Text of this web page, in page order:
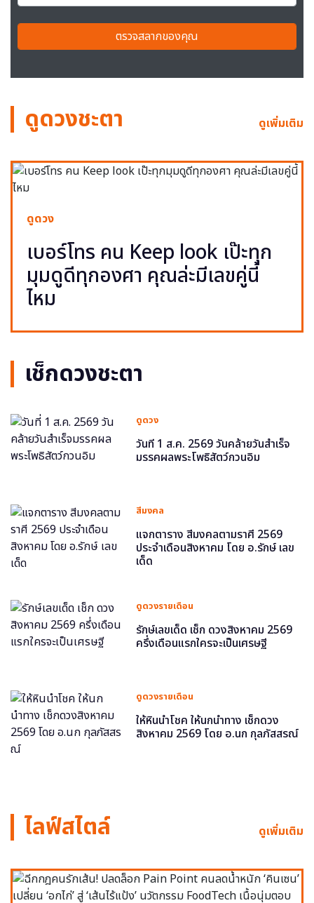
ตรวจสลากของคุณ
ดูดวงชะตา ดูเพิ่มเติม
ดูดวง
เบอร์โทร คน Keep look เป๊ะทุก
มุมดูดีทุกองศา คุณล่ะมีเลขคู่นี้
ไหม
เช็กดวงชะตา
ดูดวง
วันที่ 1 ส.ค. 2569 วันคล้ายวันสำเร็จ
มรรคผลพระโพธิสัตว์กวนอิม
สีมงคล
แจกตาราง สีมงคลตามราศี 2569
ประจำเดือนสิงหาคม โดย อ.รักษ์ เลข
เด็ด
ดูดวงรายเดือน
รักษ์เลขเด็ด เช็ก ดวงสิงหาคม 2569
ครึ่งเดือนแรกใครจะเป็นเศรษฐี
ดูดวงรายเดือน
ให้หินนำโชค ให้นกนำทาง เช็กดวง
สิงหาคม 2569 โดย อ.นก กุลภัสสรณ์
ไลฟ์สไตล์ ดูเพิ่มเติม